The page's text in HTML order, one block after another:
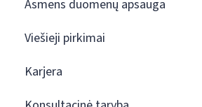
Asmens duomenų apsauga
Viešieji pirkimai
Karjera